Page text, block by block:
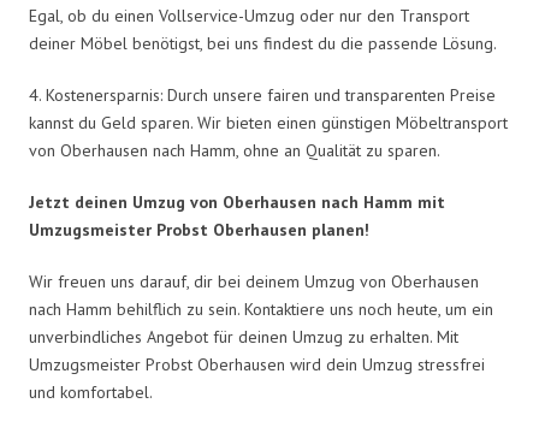
Egal, ob du einen Vollservice-Umzug oder nur den Transport
deiner Möbel benötigst, bei uns findest du die passende Lösung.
4. Kostenersparnis: Durch unsere fairen und transparenten Preise
kannst du Geld sparen. Wir bieten einen günstigen Möbeltransport
von Oberhausen nach Hamm, ohne an Qualität zu sparen.
Jetzt deinen Umzug von Oberhausen nach Hamm mit
Umzugsmeister Probst Oberhausen planen!
Wir freuen uns darauf, dir bei deinem Umzug von Oberhausen
nach Hamm behilflich zu sein. Kontaktiere uns noch heute, um ein
unverbindliches Angebot für deinen Umzug zu erhalten. Mit
Umzugsmeister Probst Oberhausen wird dein Umzug stressfrei
und komfortabel.